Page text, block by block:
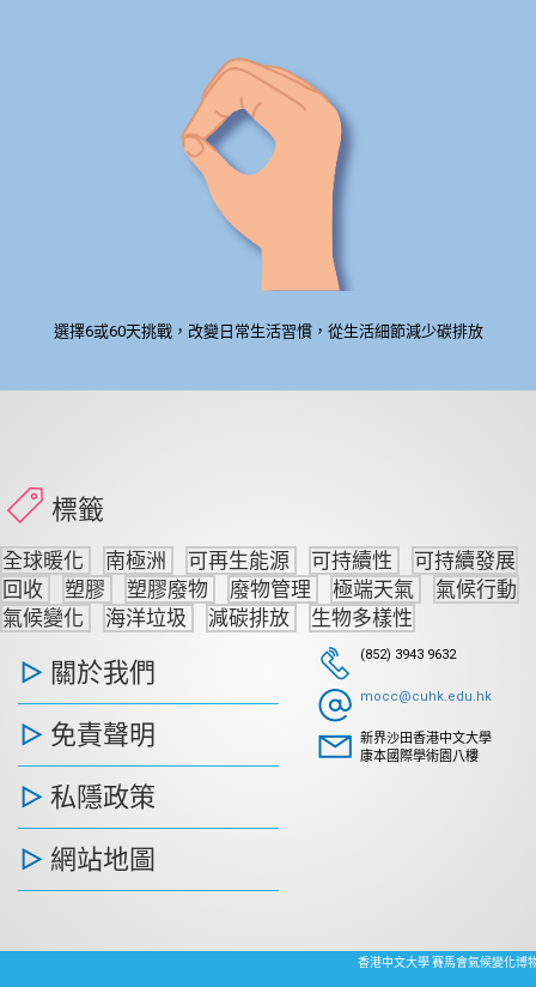
選擇6或60天挑戰，改變日常生活習慣，從生活細節減少碳排放
標籤
全球暖化 南極洲 可再生能源 可持續性
可持續發展
回收
塑膠 塑膠廢物 廢物管理 極端天氣
氣候行動
氣候變化
海洋垃圾 減碳排放 生物多樣性
關於我們
免責聲明
私隱政策
網站地圖
(852) 3943 9632
mocc@cuhk.edu.hk
新界沙田香港中文大學
康本國際學術園八樓
香港中文大學 賽馬會氣候變化博